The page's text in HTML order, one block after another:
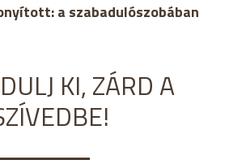
a szabadulószobában
KI, ZÁRD A